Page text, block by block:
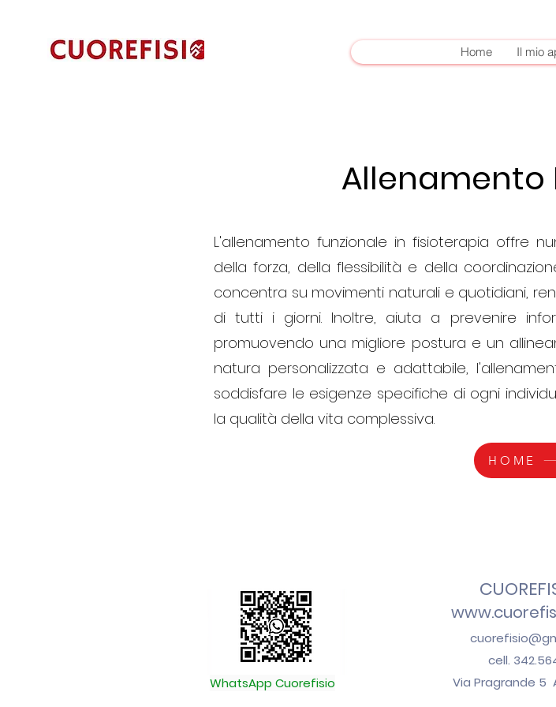
Home Il mio
Allenamento
L'allenamento funzionale in fisioterapia offre
della forza, della flessibilità e della
concentra su movimenti naturali e quotidiani,
di tutti i giorni. Inoltre, aiuta a prevenire
promuovendo una migliore postura e un
natura personalizzata e adattabile,
soddisfare le esigenze specifiche di ogni
la qualità della vita complessiva.
HOME
WhatsApp Cuorefisio
cell.
Via Pragrande 5